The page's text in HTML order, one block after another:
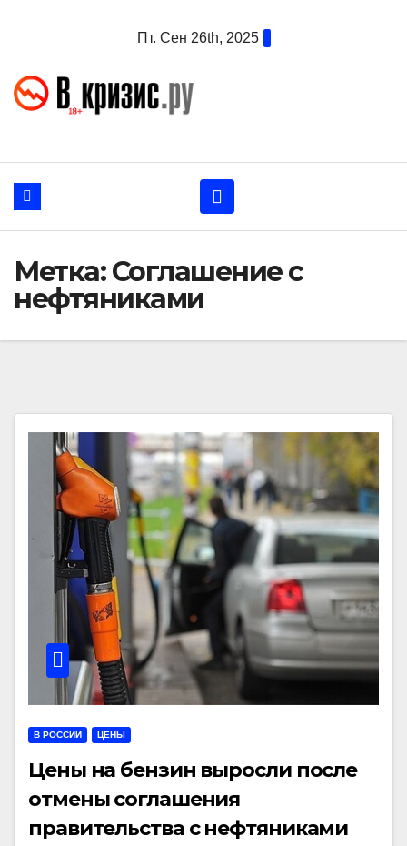
Пт. Сен 26th, 2025
Метка:Соглашение с
нефтяниками
В РОССИИ ЦЕНЫ
Цены на бензин выросли после
отмены соглашения
правительства с нефтяниками